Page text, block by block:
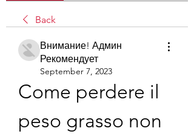
Back
Внимание! Админ
Рекомендует
September 7, 2023
Come perdere il
peso grasso non